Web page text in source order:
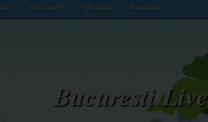
Reclame! Site map Anunturi!
Bucuresti Live